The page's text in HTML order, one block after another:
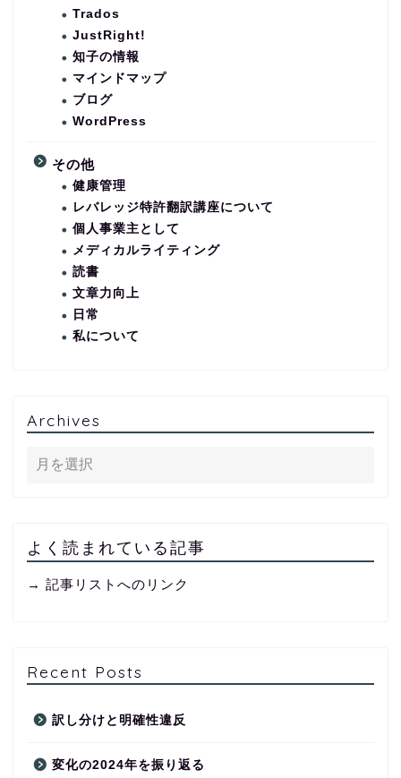
Trados
JustRight!
知子の情報
マインドマップ
ブログ
WordPress
その他
健康管理
レバレッジ特許翻訳講座について
個人事業主として
メディカルライティング
読書
文章力向上
日常
私について
Archives
よく読まれている記事
→ 記事リストへのリンク
Recent Posts
訳し分けと明確性違反
変化の2024年を振り返る